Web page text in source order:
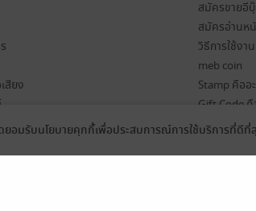
สียง
สมัครขายอี
สมัครอ่านห
วิธีการใช้งาน
meb coin
Stamp คืออะ
Gift Code คื
เงื่อนไขในก
ดยอมรับนโยบายคุกกี้เพื่อประสบการณ์การใช้บริการที่